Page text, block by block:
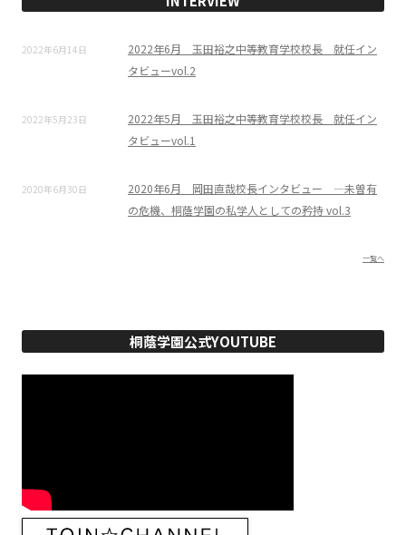
2022年6月14日
2022年6月 玉田裕之中等教育学校校長 就任イン
タビューvol.2
2022年5月23日
2022年5月 玉田裕之中等教育学校校長 就任イン
タビューvol.1
2020年6月30日
2020年6月 岡田直哉校長インタビュー ―未曽有
の危機、桐蔭学園の私学人としての矜持 vol.3
一覧へ
桐蔭学園公式YOUTUBE